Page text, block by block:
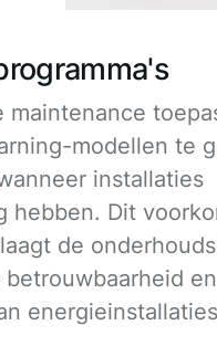
maintenance
modellen te
installaties
hebben. Dit
de
en